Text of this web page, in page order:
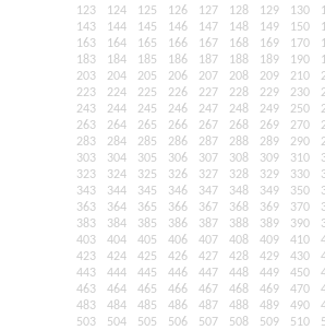
123
124 125 126 127 128 129 130
143
144 145 146 147 148 149 150
163
164 165 166 167 168 169 170
183
184 185 186 187 188 189 190
203
204 205 206 207 208 209 210
223
224 225 226 227 228 229 230
243
244 245 246 247 248 249 250
263
264 265 266 267 268 269 270
283
284 285 286 287 288 289 290
303
304 305 306 307 308 309 310
323
324 325 326 327 328 329 330
343
344 345 346 347 348 349 350
363
364 365 366 367 368 369 370
383
384 385 386 387 388 389 390
403
404 405 406 407 408 409 410
423
424 425 426 427 428 429 430
443
444 445 446 447 448 449 450
463
464 465 466 467 468 469 470
483
484 485 486 487 488 489 490
503
504 505 506 507 508 509 510